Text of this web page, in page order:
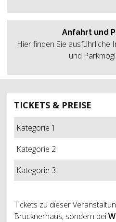
TICKETS & PREISE
Kategorie 1
Kategorie 2
Kategorie 3
Tickets zu dieser
Brucknerhaus, sondern bei
Anfahrt und
Hier finden Sie ausführliche
und